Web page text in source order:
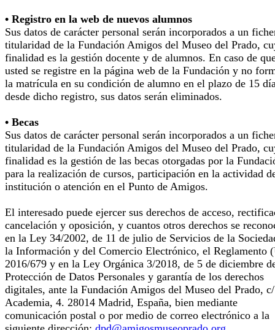
• Registro en la web de nuevos alumnos
Sus datos de carácter personal serán incorporados a un
titularidad de la Fundación Amigos del Museo del Prado,
finalidad es la gestión docente y de alumnos. En caso de
usted se registre en la página web de la Fundación y no
la matrícula en su condición de alumno en el plazo de 15
desde dicho registro, sus datos serán eliminados.
• Becas
Sus datos de carácter personal serán incorporados a un
titularidad de la Fundación Amigos del Museo del Prado,
finalidad es la gestión de las becas otorgadas por la
para la realización de cursos, participación en la actividad
institución o atención en el Punto de Amigos.
El interesado puede ejercer sus derechos de acceso,
cancelación y oposición, y cuantos otros derechos se
en la Ley 34/2002, de 11 de julio de Servicios de la
la Información y del Comercio Electrónico, el Reglamento
2016/679 y en la Ley Orgánica 3/2018, de 5 de diciembre
Protección de Datos Personales y garantía de los derechos
digitales, ante la Fundación Amigos del Museo del Prado,
Academia, 4. 28014 Madrid, España, bien mediante
comunicación postal o por medio de correo electrónico a la